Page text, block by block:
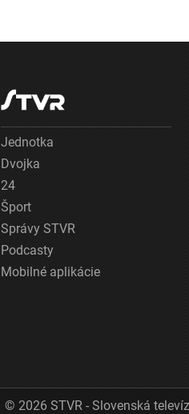
Jednotka
Dvojka
24
Šport
Správy STVR
Podcasty
Mobilné aplikácie
© 2026 STVR - Slovenská